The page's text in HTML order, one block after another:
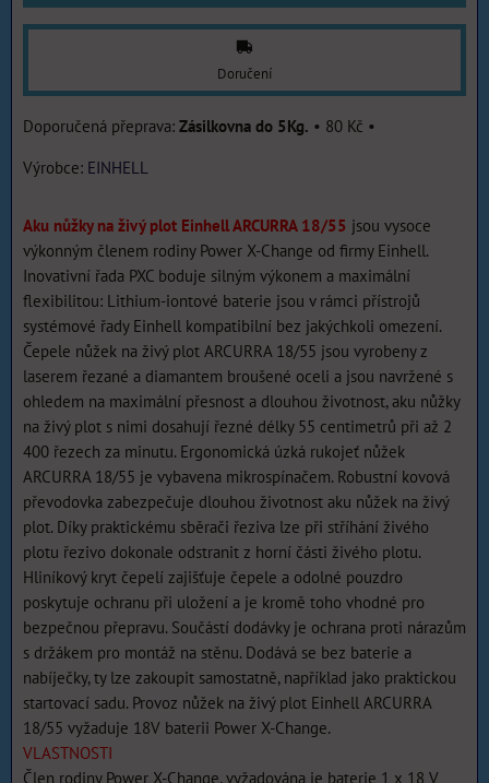
Doručení
Zásilkovna do 5Kg. • 80 Kč •
Výrobce: EINHELL
Aku nůžky na živý plot Einhell ARCURRA 18/55 jsou vysoce
výkonným členem rodiny Power X-Change od firmy Einhell.
Inovativní řada PXC boduje silným výkonem a maximální
flexibilitou: Lithium-iontové baterie jsou v rámci přístrojů
systémové řady Einhell kompatibilní bez jakýchkoli omezení.
Čepele nůžek na živý plot ARCURRA 18/55 jsou vyrobeny z
laserem řezané a diamantem broušené oceli a jsou navržené s
ohledem na maximální přesnost a dlouhou životnost, aku nůžky
na živý plot s nimi dosahují řezné délky 55 centimetrů při až 2
400 řezech za minutu. Ergonomická úzká rukojeť nůžek
ARCURRA 18/55 je vybavena mikrospínačem. Robustní kovová
převodovka zabezpečuje dlouhou životnost aku nůžek na živý
plot. Díky praktickému sběrači řeziva lze při stříhání živého
plotu řezivo dokonale odstranit z horní části živého plotu.
Hliníkový kryt čepelí zajišťuje čepele a odolné pouzdro
poskytuje ochranu při uložení a je kromě toho vhodné pro
bezpečnou přepravu. Součástí dodávky je ochrana proti nárazům
s držákem pro montáž na stěnu. Dodává se bez baterie a
nabíječky, ty lze zakoupit samostatně, například jako praktickou
startovací sadu. Provoz nůžek na živý plot Einhell ARCURRA
18/55 vyžaduje 18V baterii Power X-Change.
VLASTNOSTI
Člen rodiny Power X-Change, vyžadována je baterie 1 x 18 V